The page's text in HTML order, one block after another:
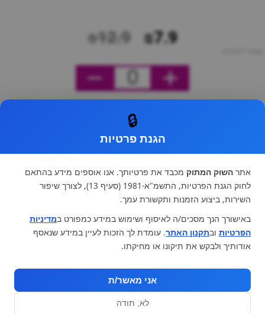
₪7.9
₪12.9
0
🔒
הגנת פרטיות
אתר השוק המתוק מכבד את פרטיותך. אנו אוספים מידע בהתאם
לחוק הגנת הפרטיות, התשמ"א-1981 (סעיף 13), לצורך שיפור
השירות, ביצוע הזמנות ותקשורת עמך.
באישורך הנך מסכים/ה לאיסוף ושימוש במידע כמפורט במדיניות
הפרטיות ובתקנון האתר. עומדת לך הזכות לעיין במידע שנאסף
אודותיך ולבקש את תיקונו או מחיקתו.
אני מאשר/ת
לא, תודה